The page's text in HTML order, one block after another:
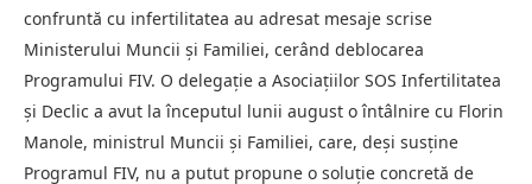
confruntă cu infertilitatea au adresat mesaje scrise
Ministerului Muncii și Familiei, cerând deblocarea
Programului FIV. O delegație a Asociațiilor SOS Infertilitatea
și Declic a avut la începutul lunii august o întâlnire cu Florin
Manole, ministrul Muncii și Familiei, care, deși susține
Programul FIV, nu a putut propune o soluție concretă de